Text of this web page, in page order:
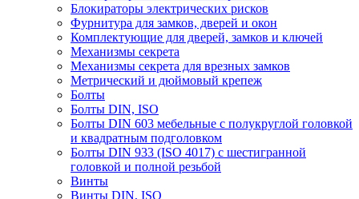
Блокираторы электрических рисков
Фурнитура для замков, дверей и окон
Комплектующие для дверей, замков и ключей
Механизмы секрета
Механизмы секрета для врезных замков
Метрический и дюймовый крепеж
Болты
Болты DIN, ISO
Болты DIN 603 мебельные с полукруглой головкой
и квадратным подголовком
Болты DIN 933 (ISO 4017) с шестигранной
головкой и полной резьбой
Винты
Винты DIN, ISO